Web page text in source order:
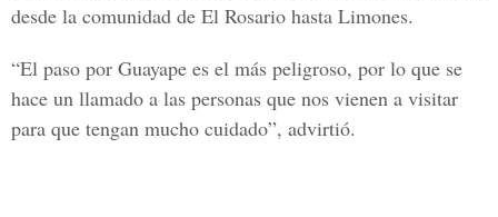
desde la comunidad de El Rosario hasta Limones.
“El paso por Guayape es el más peligroso, por lo que se
hace un llamado a las personas que nos vienen a visitar
para que tengan mucho cuidado”, advirtió.